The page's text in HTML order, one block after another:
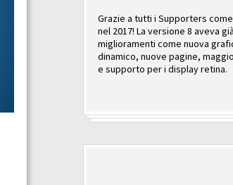
Grazie a tutti i Supporters
nel 2017! La versione 8 aveva
miglioramenti come nuova
dinamico, nuove pagine,
e supporto per i display retina.